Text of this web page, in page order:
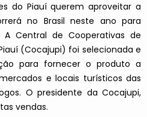
do Piauí querem aproveitar a
no Brasil neste ano para
Central de Cooperativas de
(Cocajupi) foi selecionada e
para fornecer o produto a
e locais turísticos das
O presidente da Cocajupi,
vendas.